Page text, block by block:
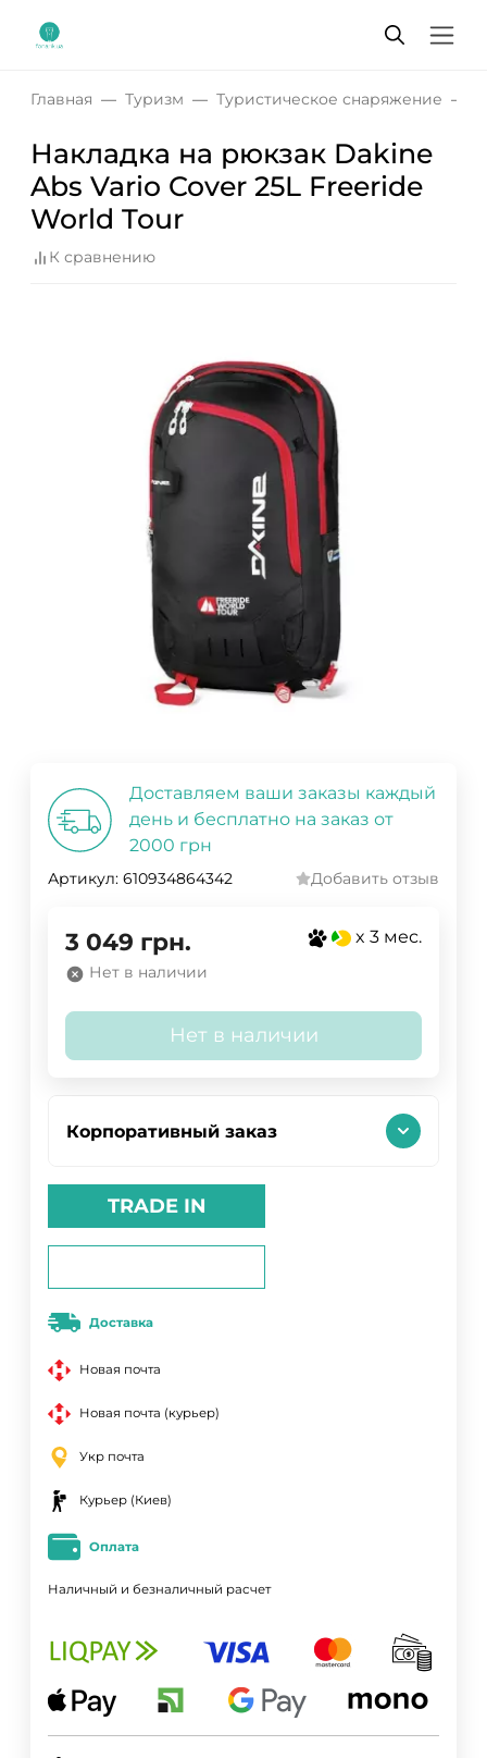
Главная Туризм Туристическое снаряжение
Накладка на рюкзак Dakine
Abs Vario Cover 25L Freeride
World Tour
К сравнению
Доставляем ваши заказы каждый
день и бесплатно на заказ от
2000 грн
Артикул: 610934864342 Добавить отзыв
3 049 грн. x 3 мес.
Нет в наличии
Нет в наличии
Корпоративный заказ
TRADE IN
Доставка
Новая почта
Новая почта (курьер)
Укр почта
Курьер (Киев)
Оплата
Наличный и безналичный расчет